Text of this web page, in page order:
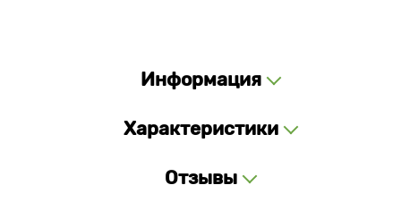
Информация
Характеристики
Отзывы